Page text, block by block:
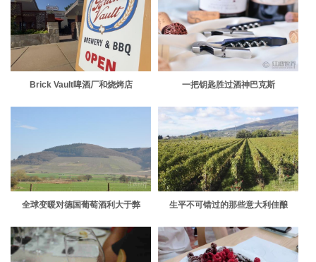
Brick Vault啤酒厂和烧烤店 一把钥匙胜过酒神巴克斯
全球变暖对德国葡萄酒利大于弊 生平不可错过的那些意大利佳酿